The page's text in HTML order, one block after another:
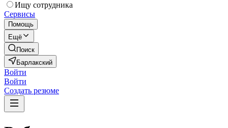
Ищу сотрудника
Сервисы
Помощь
Ещё
Поиск
Барлакский
Войти
Войти
Создать резюме